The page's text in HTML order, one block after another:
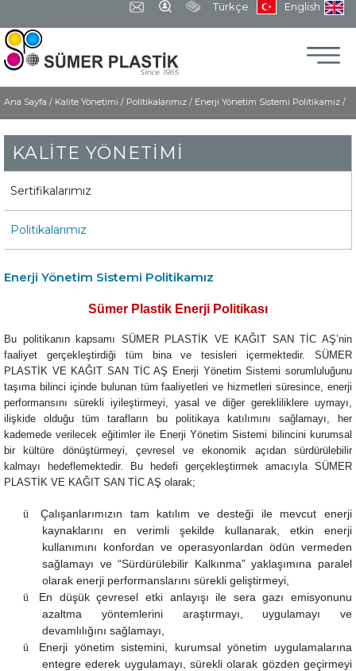
Türkçe English
Ana Sayfa / Kalite Yönetimi / Politikalarımız / Enerji Yönetim Sistemi Politikamız /
KALİTE YÖNETİMİ
Sertifikalarımız
Politikalarımız
Enerji Yönetim Sistemi Politikamız
Sümer Plastik Enerji Politikası
Bu politikanın kapsamı SÜMER PLASTİK VE KAĞIT SAN TİC AŞ’nin
faaliyet gerçekleştirdiği tüm bina ve tesisleri içermektedir. SÜMER
PLASTİK VE KAĞIT SAN TİC AŞ Enerji Yönetim Sistemi sorumluluğunu
taşıma bilinci içinde bulunan tüm faaliyetleri ve hizmetleri süresince, enerji
performansını sürekli iyileştirmeyi, yasal ve diğer gerekliliklere uymayı,
ilişkide olduğu tüm tarafların bu politikaya katılımını sağlamayı, her
kademede verilecek eğitimler ile Enerji Yönetim Sistemi bilincini kurumsal
bir kültüre dönüştürmeyi, çevresel ve ekonomik açıdan sürdürülebilir
kalmayı hedeflemektedir. Bu hedefi gerçekleştirmek amacıyla SÜMER
PLASTİK VE KAĞIT SAN TİC AŞ olarak;
ü Çalışanlarımızın tam katılım ve desteği ile mevcutenerji
kaynaklarını en verimli şekilde kullanarak, etkin enerji
kullanımını konfordan ve operasyonlardan ödün vermeden
sağlamayı ve “Sürdürülebilir Kalkınma” yaklaşımına paralel
olarak enerji performanslarını sürekli geliştirmeyi
ü En düşük çevresel etki anlayışı ile sera gazı emisyonunu
azaltma yöntemlerini araştırmayı, uygulamayı ve
devamlılığını sağlamayı,
ü
Enerji yönetim sistemini, kurumsal yönetim uygulamalarına
entegre ederek uygulamayı, sürekli olarak gözden geçirmeyi